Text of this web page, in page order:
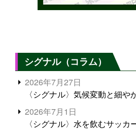
シグナル（コラム）
2026年7月27日
〈シグナル〉気候変動と細や
2026年7月1日
〈シグナル〉水を飲むサッカ